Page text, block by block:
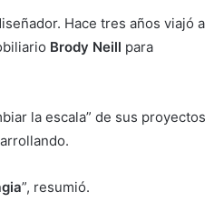
Hace tres años viajó a
Brody Neill para
la escala” de sus proyectos
”, resumió.